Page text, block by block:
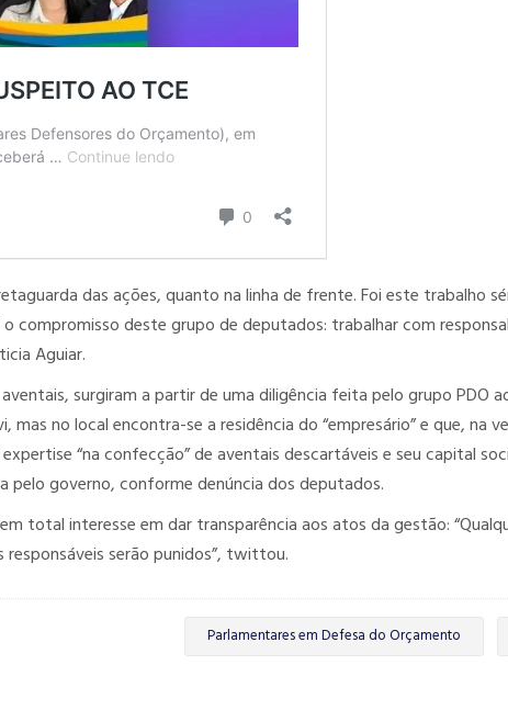
das ações, quanto na linha de frente. Foi este trabalho
compromisso deste grupo de deputados: trabalhar com
Aguiar.
surgiram a partir de uma diligência feita pelo grupo PDO
mas no local encontra-se a residência do “empresário” e que, na
“na confecção” de aventais descartáveis e seu capital
governo, conforme denúncia dos deputados.
total interesse em dar transparência aos atos da gestão:
serão punidos”, twittou.
Parlamentares em Defesa do Orçamento